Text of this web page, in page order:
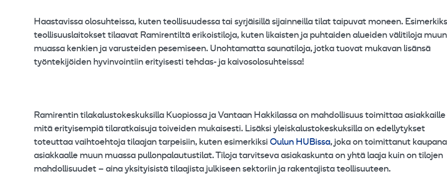
Haastavissa olosuhteissa, kuten teollisuudessa tai syrjäisillä sijainneilla tilat taipuvat moneen.
teollisuuslaitokset tilaavat Ramirentiltä erikoistiloja, kuten likaisten ja puhtaiden alueiden välitiloja muun
muassa kenkien ja varusteiden pesemiseen. Unohtamatta saunatiloja, jotka tuovat mukavan lisänsä
työntekijöiden hyvinvointiin erityisesti tehdas- ja kaivosolosuhteissa!
Ramirentin tilakalustokeskuksilla Kuopiossa ja Vantaan Hakkilassa on mahdollisuus toimittaa asiakkaille
mitä erityisempiä tilaratkaisuja toiveiden mukaisesti. Lisäksi yleiskalustokeskuksilla on edellytykset
toteuttaa vaihtoehtoja tilaajan tarpeisiin, kuten esimerkiksi Oulun HUBissa, joka on toimittanut
asiakkaalle muun muassa pullonpalautustilat. Tiloja tarvitseva asiakaskunta on yhtä laaja kuin on tilojen
mahdollisuudet – aina yksityisistä tilaajista julkiseen sektoriin ja rakentajista teollisuuteen.